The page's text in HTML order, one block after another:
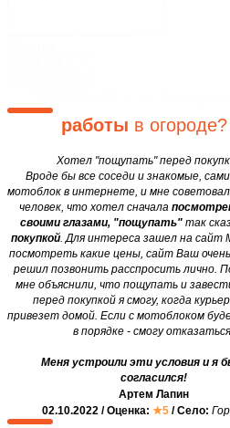
Хотел "пощупать" перед
Вроде бы все соседи и знакомые,
мотоблок в интернете, и мне
человек, что хотел сначала
своими глазами, "пощупать"так
покупкой. Для интереса зашел на сайт
посмотреть какие цены, сайт Ваш очень
решил позвонить расспросить лично.
мне объяснили, что пощупать и
перед покупкой я смогу, когда
привезет домой. Если с мотоблоком
в порядке - смогу
Меня устроили эти условия и я
согласился!
Артем Лапин
02.10.2022 / Оценка: ★5 / Село:
работы в огороде?